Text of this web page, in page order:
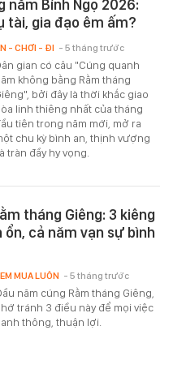
năm Bính Ngọ 2026:
tài, gia đạo êm ấm?
gian có câu "Cúng quanh
không bằng Rằm tháng
bởi đây là thời khắc giao
linh thiêng nhất của tháng
tiên trong năm mới, mở ra
chu kỳ bình an, thịnh vượng
tràn đầy hy vọng.
- CHƠI - ĐI - 5 tháng trước
tháng Giêng: 3 kiêng
cả năm vạn sự bình
năm cúng Rằm tháng Giêng,
tránh 3 điều này để mọi việc
thông, thuận lợi.
MUA LUÔN - 5 tháng trước